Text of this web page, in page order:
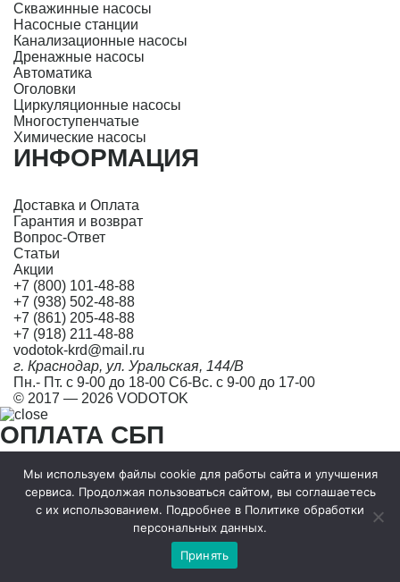
Скважинные насосы
Насосные станции
Канализационные насосы
Дренажные насосы
Автоматика
Оголовки
Циркуляционные насосы
Многоступенчатые
Химические насосы
ИНФОРМАЦИЯ
Доставка и Оплата
Гарантия и возврат
Вопрос-Ответ
Статьи
Акции
+7 (800) 101-48-88
+7 (938) 502-48-88
+7 (861) 205-48-88
+7 (918) 211-48-88
vodotok-krd@mail.ru
г. Краснодар, ул. Уральская, 144/В
Пн.- Пт. с 9-00 до 18-00 Сб-Вс. с 9-00 до 17-00
© 2017 — 2026 VODOTOK
ОПЛАТА СБП
Заполните имя, телефон и email. После этого мы создадим
заказ и активируем QR-код для оплаты через СБП.
Доставка
Мы используем файлы cookie для работы сайта и улучшения
сервиса. Продолжая пользоваться сайтом, вы соглашаетесь
с их использованием. Подробнее в Политике обработки
персональных данных.
Принять